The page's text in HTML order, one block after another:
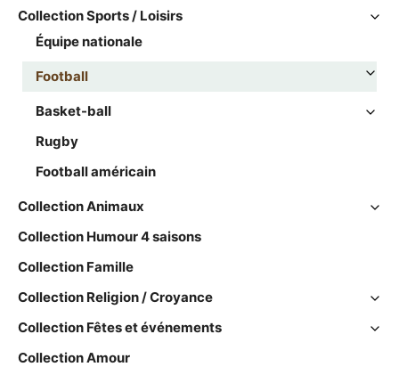
Collection Sports / Loisirs
Équipe nationale
Football
Basket-ball
Rugby
Football américain
Collection Animaux
Collection Humour 4 saisons
Collection Famille
Collection Religion / Croyance
Collection Fêtes et événements
Collection Amour